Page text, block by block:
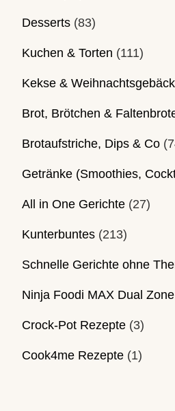
Desserts (83)
Kuchen & Torten (111)
Kekse & Weihnachtsgebäck
Brot, Brötchen &
Brotaufstriche, Dips & Co
Getränke (Smoothies,
All in One Gerichte (27)
Kunterbuntes (213)
Schnelle Gerichte ohne
Ninja Foodi MAX Dual
Crock-Pot Rezepte (3)
Cook4me Rezepte (1)